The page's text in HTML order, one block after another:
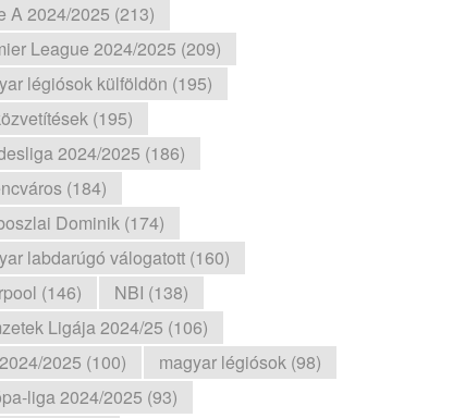
A 2024/2025 (213)
League 2024/2025 (209)
légiósok külföldön (195)
(195)
2024/2025 (186)
(184)
Dominik (174)
labdarúgó válogatott (160)
(146)
NBI (138)
Ligája 2024/25 (106)
2025 (100)
magyar légiósok (98)
liga 2024/2025 (93)